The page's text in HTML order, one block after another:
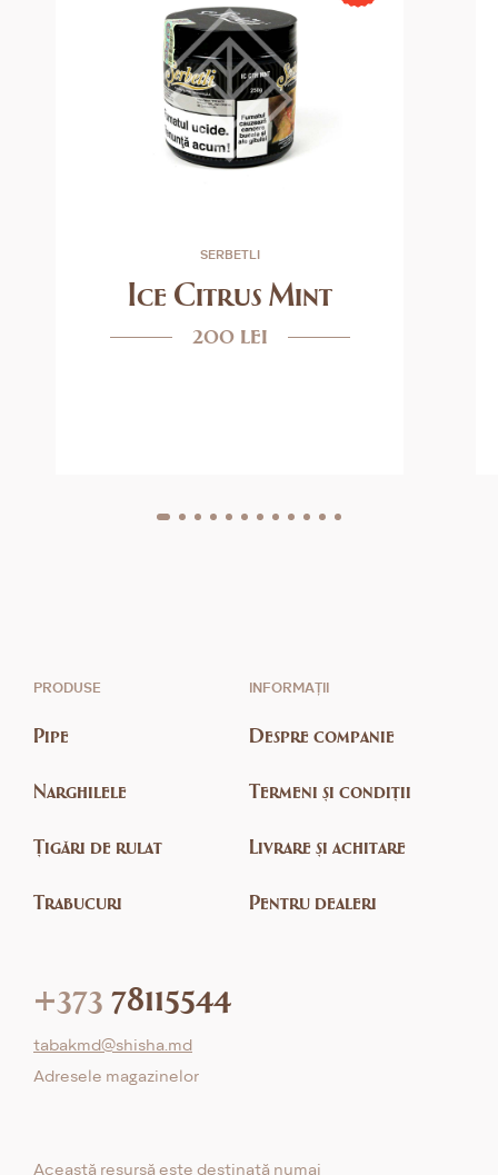
SERBETLI
Ice Citrus Mint
200 lei
PRODUSE
Pipe
Narghilele
Țigări de rulat
Trabucuri
INFORMAȚII
Despre companie
Termeni și condiții
Livrare și achitare
Pentru dealeri
+373 78115544
tabakmd@shisha.md
Adresele magazinelor
Această resursă este destinată numai